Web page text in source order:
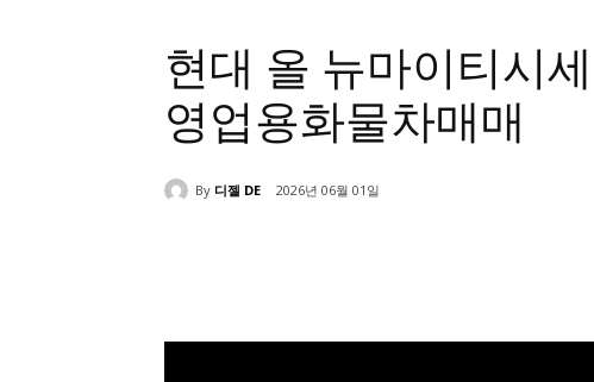
현대 올 뉴마이티시
영업용화물차매매
By 디젤 DE 2026년 06월 01일